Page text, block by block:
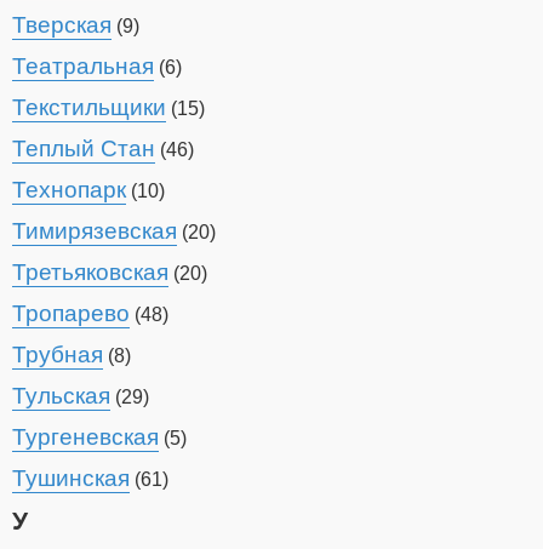
Тверская (9)
Театральная (6)
Текстильщики (15)
Теплый Стан (46)
Технопарк (10)
Тимирязевская (20)
Третьяковская (20)
Тропарево (48)
Трубная (8)
Тульская (29)
Тургеневская (5)
Тушинская (61)
У